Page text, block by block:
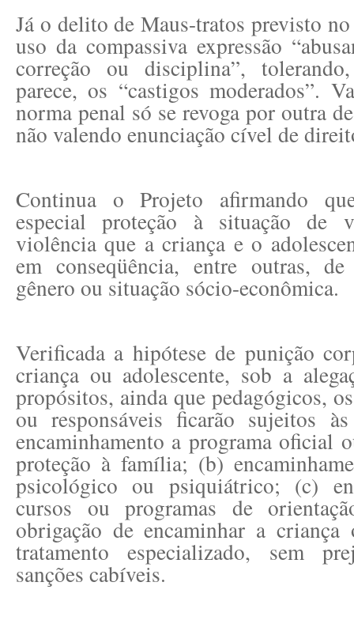
Já o delito de Maus-tratos previsto
uso da compassiva expressão
correção ou disciplina”,
parece, os “castigos moderados”.
norma penal só se revoga por outra
não valendo enunciação cível de
Continua o Projeto afirmando
especial proteção à situação de
violência que a criança e o
em conseqüência, entre outras,
gênero ou situação sócio-econômica.
Verificada a hipótese de punição
criança ou adolescente, sob a
propósitos, ainda que pedagógicos,
ou responsáveis ficarão sujeitos
encaminhamento a programa oficial
proteção à família; (b)
psicológico ou psiquiátrico; (c)
cursos ou programas de
obrigação de encaminhar a criança
tratamento especializado, sem
sanções cabíveis.